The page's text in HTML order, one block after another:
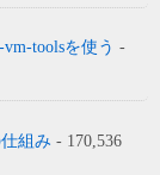
toolsを使う -
組み - 170,536